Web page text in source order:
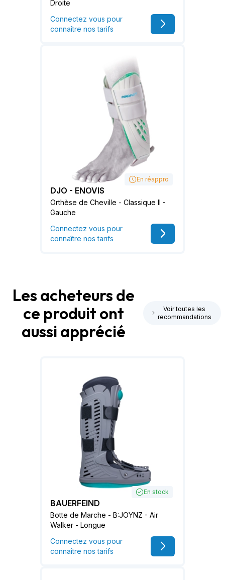
Droite
Connectez vous pour
connaître nos tarifs
En réappro
DJO - ENOVIS
Orthèse de Cheville - Classique II -
Gauche
Connectez vous pour
connaître nos tarifs
Les acheteurs de
ce produit ont
aussi apprécié
Voir toutes les
recommandations
En stock
BAUERFEIND
Botte de Marche - B:JOYNZ - Air
Walker - Longue
Connectez vous pour
connaître nos tarifs